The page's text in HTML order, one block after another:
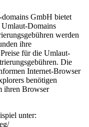
GmbH bietet
Domains
werden
ihre
für die Umlaut-
Die
Internet-Browser
benötigen
ihren Browser
unter: